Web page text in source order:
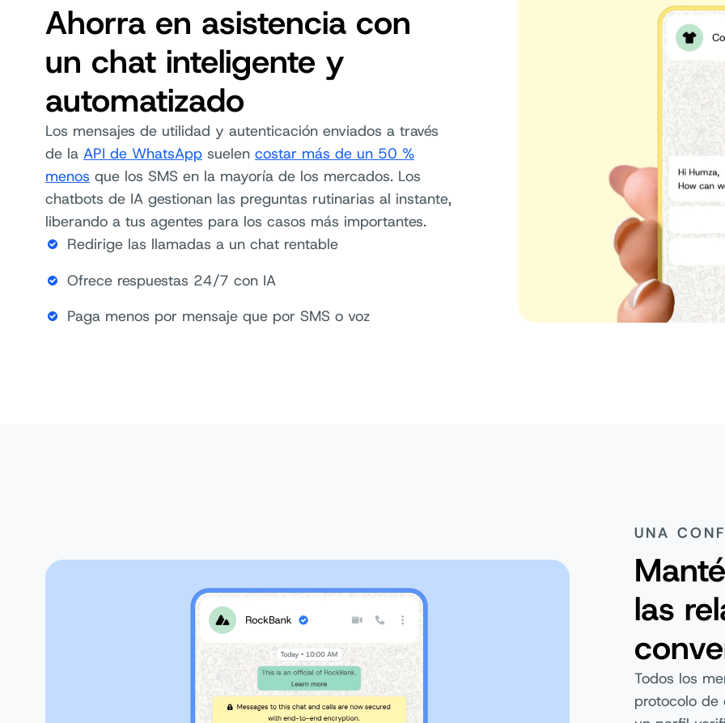
Ahorra en asistencia con
un chat inteligente y
automatizado
Los mensajes de utilidad y autenticación enviados a través
de la API de WhatsApp suelen costar más de un 50 %
menos que los SMS en la mayoría de los mercados. Los
chatbots de IA gestionan las preguntas rutinarias al instante,
liberando a tus agentes para los casos más importantes.
Redirige las llamadas a un chat rentable
Ofrece respuestas 24/7 con IA
Paga menos por mensaje que por SMS o voz
UNA
las
Todos los
protocolo de